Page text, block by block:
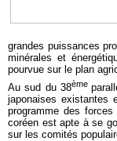
grandes puissances
minérales et
pourvue sur le plan
Au sud du 38ème
japonaises existantes
programme des
coréen est apte à se
sur les comités